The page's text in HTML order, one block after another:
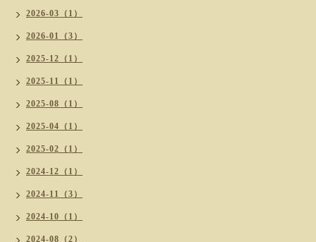
2026-03（1）
2026-01（3）
2025-12（1）
2025-11（1）
2025-08（1）
2025-04（1）
2025-02（1）
2024-12（1）
2024-11（3）
2024-10（1）
2024-08（2）